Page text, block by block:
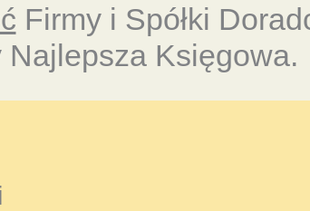
Firmy i Spółki
Najlepsza Księgowa.